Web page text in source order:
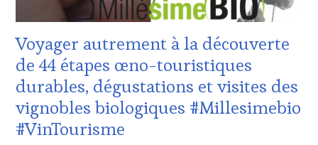
VIGNOBLES,
WINE
TASTING
VOUCHER,
WINE
TOURISM
FAME,
WINE
TOURISM
TOUR,
,
LES
CLÉS
DU
VIN
ET
DE
LA
Voyager autrement à la découverte
de 44 étapes œno-touristiques
durables, dégustations et visites des
vignobles biologiques #Millesimebio
#VinTourisme